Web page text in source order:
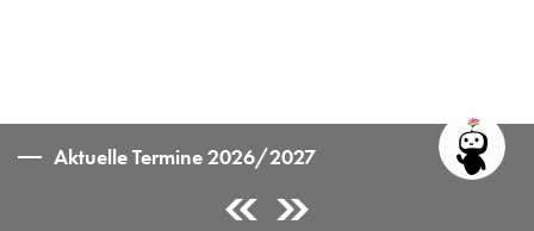
Aktuelle Termine 2026/2027